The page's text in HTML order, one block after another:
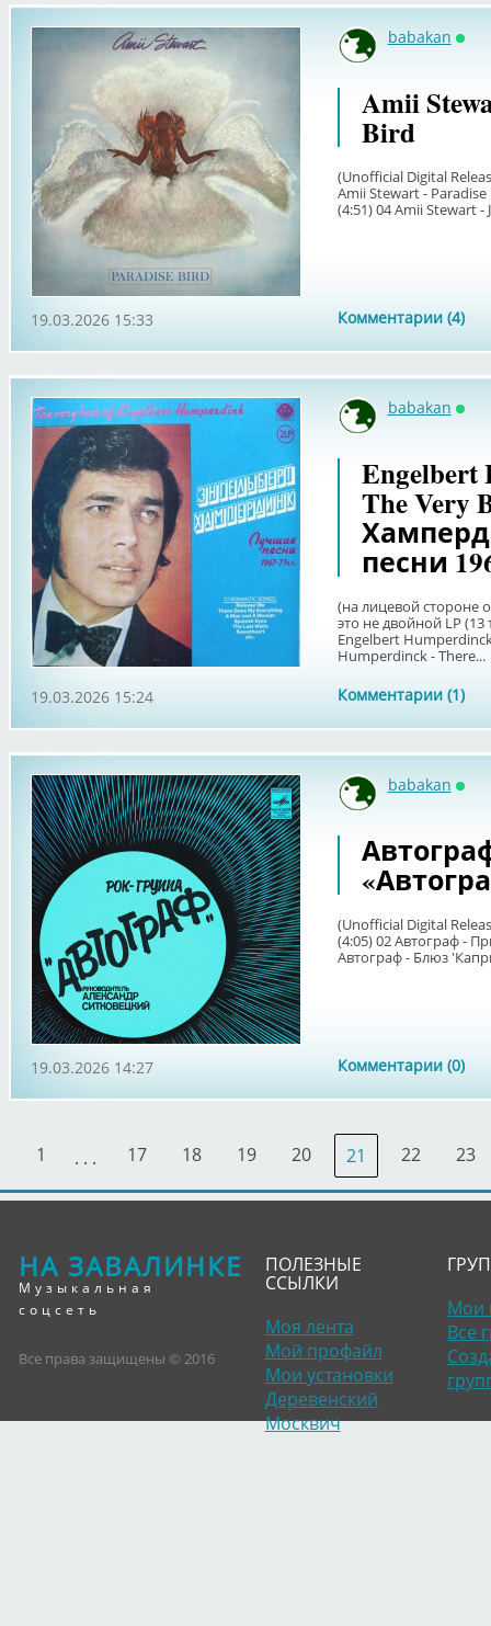
babakan
Amii
Bird
(Unofficial Digital
Amii Stewart -
(4:51) 04 Amii Stewart -
Комментарии (4)
19.03.2026 15:33
babakan
Engelbert
The Very
песни
(на лицевой стороне
это не двойной LP (13
Engelbert
Humperdinck - There...
Комментарии (1)
19.03.2026 15:24
babakan
(Unofficial Digital
(4:05) 02 Автограф -
Автограф - Блюз
Комментарии (0)
19.03.2026 14:27
1 . . . 17 18 19 20 21 22 23
НА ЗАВАЛИНКЕ
Музыкальная
соцсеть
Все права защищены © 2016
ПОЛЕЗНЫЕ
ССЫЛКИ
Моя лента
Мой профайл
Мои установки
Деревенский
Москвич
Мои
Все